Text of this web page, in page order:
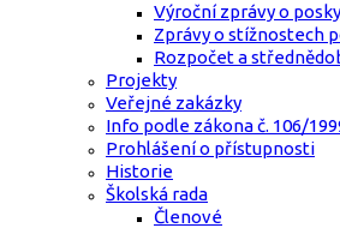
Výroční zprávy o
Zprávy o stížnostech
Rozpočet a
Projekty
Veřejné zakázky
Info podle zákona č. 106/
Prohlášení o přístupnosti
Historie
Školská rada
Členové